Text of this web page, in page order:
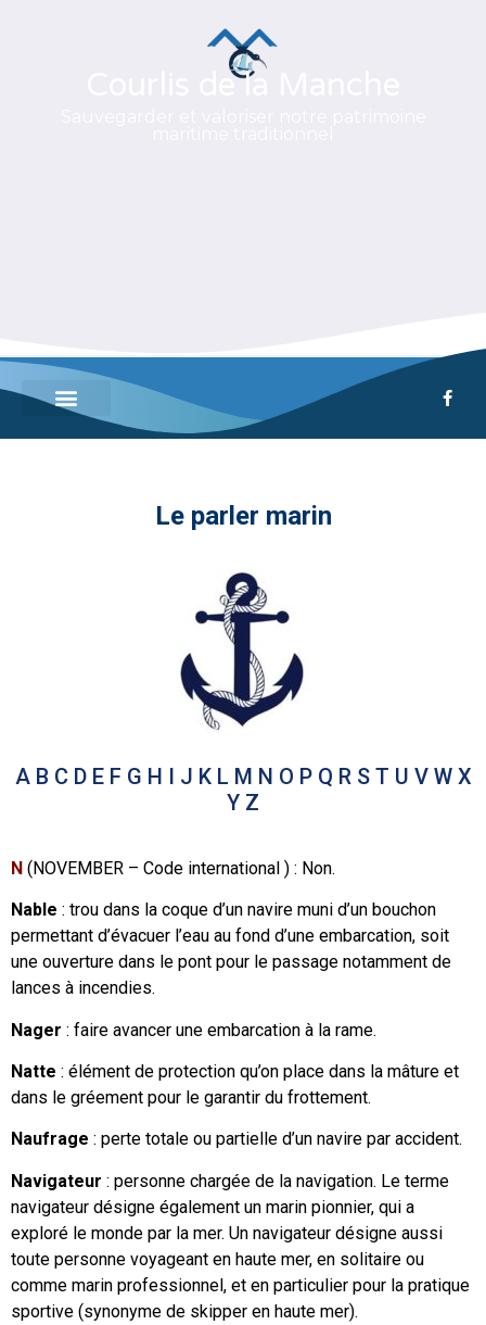
Courlis de la Manche
Le parler marin
A B C D E F G H I J K L M N O P Q R S T U V W X
Y Z
N (NOVEMBER – Code international ) : Non.
Nable : trou dans la coque d’un navire muni d’un bouchon
permettant d’évacuer l’eau au fond d’une embarcation, soit
une ouverture dans le pont pour le passage notamment de
lances à incendies.
Nager : faire avancer une embarcation à la rame.
Natte : élément de protection qu’on place dans la mâture et
dans le gréement pour le garantir du frottement.
Naufrage : perte totale ou partielle d’un navire par accident.
Navigateur : personne chargée de la navigation. Le terme
navigateur désigne également un marin pionnier, qui a
exploré le monde par la mer. Un navigateur désigne aussi
toute personne voyageant en haute mer, en solitaire ou
comme marin professionnel, et en particulier pour la pratique
sportive (synonyme de skipper en haute mer).